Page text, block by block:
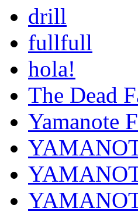
drill
fullfull
hola!
The Dead
Yamanote